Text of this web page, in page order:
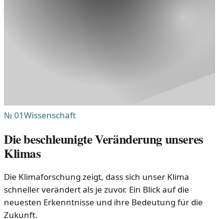
№01Wissenschaft
Die beschleunigte Veränderung unseres
Klimas
Die Klimaforschung zeigt, dass sich unser Klima
schneller verändert als je zuvor. Ein Blick auf die
neuesten Erkenntnisse und ihre Bedeutung für die
Zukunft.